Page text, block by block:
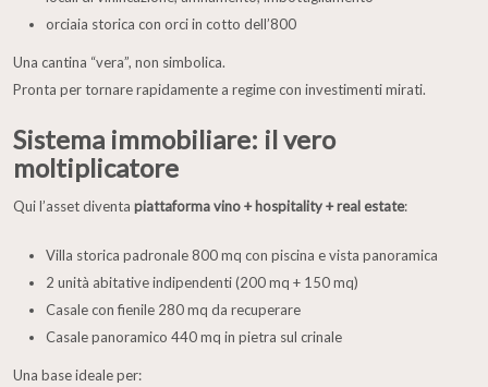
orciaia storica con orci in cotto dell’800
Una cantina “vera”, non simbolica.
Pronta per tornare rapidamente a regime con investimenti mirati.
Sistema immobiliare: il vero
moltiplicatore
Qui l’asset diventa piattaforma vino + hospitality + real estate:
Villa storica padronale 800 mq con piscina e vista panoramica
2 unità abitative indipendenti (200 mq + 150 mq)
Casale con fienile 280 mq da recuperare
Casale panoramico 440 mq in pietra sul crinale
Una base ideale per: